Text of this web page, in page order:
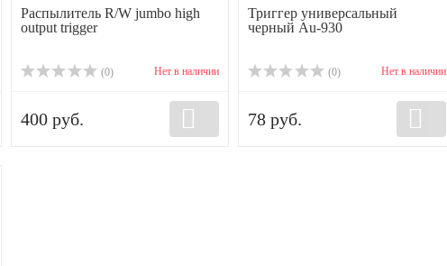
Распылитель R/W jumbo high
output trigger
(0) Нет в наличии
400 руб.
Триггер универсальный
черный Au-930
(0) Нет в наличии
78 руб.